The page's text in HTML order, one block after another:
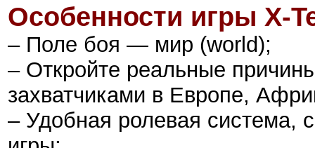
Особенности игры X-
– Поле боя — мир (world);
– Откройте реальные
захватчиками в Европе,
– Удобная ролевая система,